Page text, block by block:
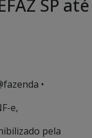
SP até
•
e,
pela